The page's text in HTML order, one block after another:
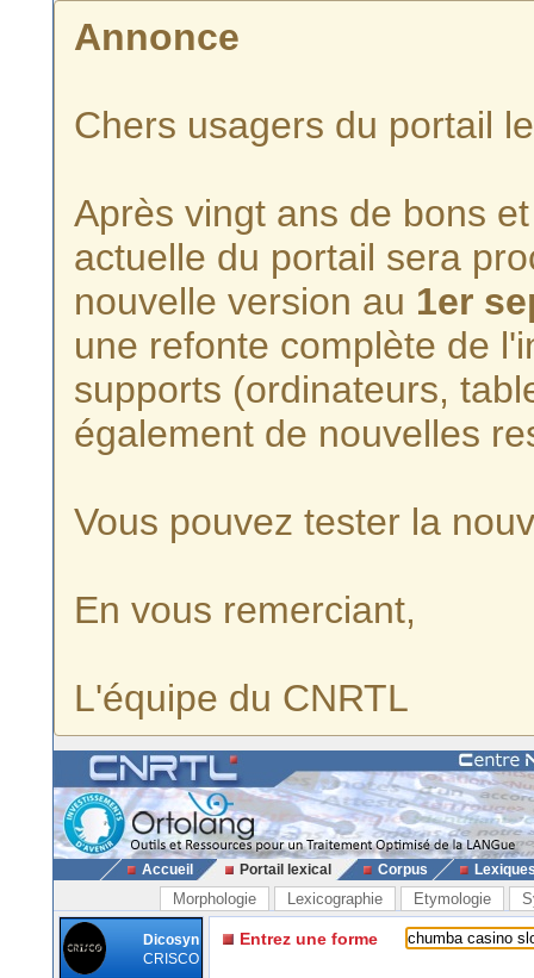
Annonce
Chers usagers du portail
Après vingt ans de bons
actuelle du portail sera
nouvelle version au 1er
une refonte complète de
supports (ordinateurs,
également de nouvelles
Vous pouvez tester la
En vous remerciant,
L'équipe du CNRTL
Accueil Portail lexical Corpus
Morphologie Lexicographie Etymologie
Dicosyn
CRISCO
Entrez une forme